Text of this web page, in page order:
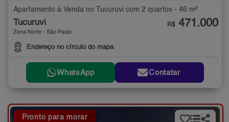
Apartamento à Venda no Tucuruvi com 2 quartos - 46 m²
Tucuruvi
Zona Norte - São Paulo
Endereço no círculo do mapa
R$ 471.000
WhatsApp Contatar
Pronto para morar